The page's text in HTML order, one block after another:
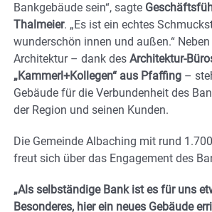
Bankgebäude sein“, sagte
Thalmeier. „Es ist ein echtes
wunderschön innen und außen.“
Architektur – dank des Architektur-
„Kammerl+Kollegen“ aus Pfaffing –
Gebäude für die Verbundenheit des
der Region und seinen Kunden.
Die Gemeinde Albaching mit rund
freut sich über das Engagement des
„Als selbständige Bank ist es für uns
Besonderes, hier ein neues Gebäude